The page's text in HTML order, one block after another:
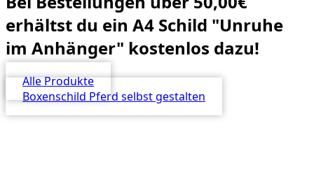
erhältst du ein A4 Schild "Unruhe
im Anhänger" kostenlos dazu!
Alle Produkte
Boxenschild Pferd selbst gestalten